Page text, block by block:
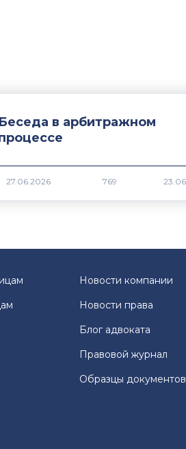
Беседа в арбитражном
769
Новости компании
Новости права
Блог адвоката
Правовой журнал
Образцы документов